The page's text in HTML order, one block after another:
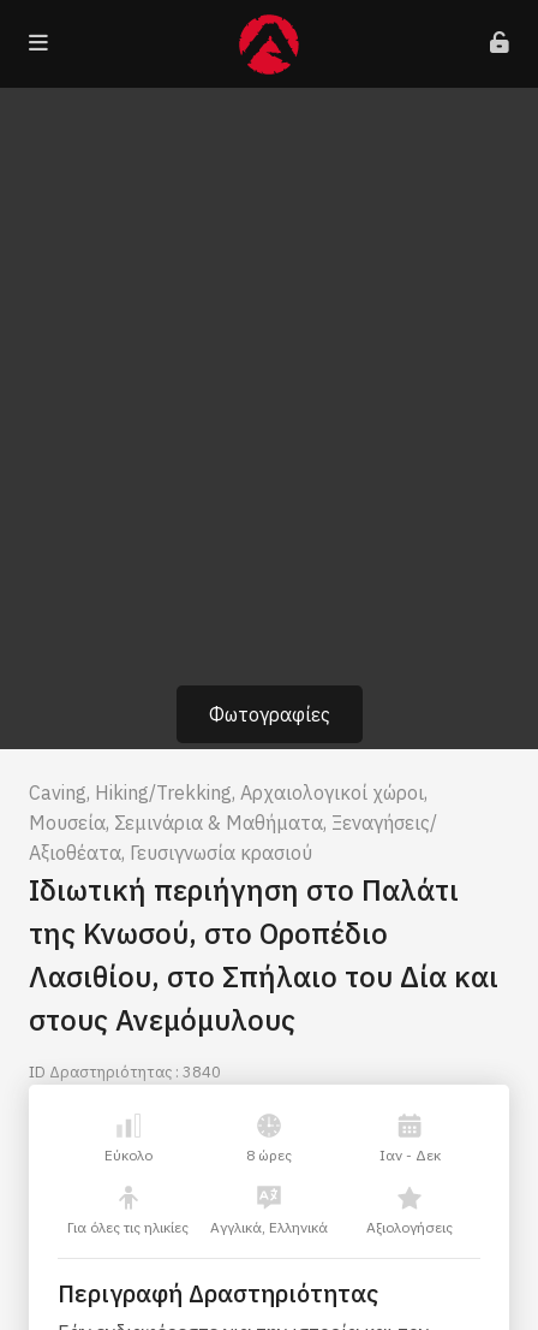
Φωτογραφίες
Caving, Hiking/Trekking, Αρχαιολογικοί χώροι,
Μουσεία, Σεμινάρια & Μαθήματα, Ξεναγήσεις/
Αξιοθέατα, Γευσιγνωσία κρασιού
Ιδιωτική περιήγηση στο Παλάτι
της Κνωσού, στο Οροπέδιο
Λασιθίου, στο Σπήλαιο του Δία και
στους Ανεμόμυλους
ID Δραστηριότητας : 3840
Εύκολο 8 ώρες Ιαν - Δεκ
Για όλες τις ηλικίες Αγγλικά, Ελληνικά Αξιολογήσεις
Περιγραφή Δραστηριότητας